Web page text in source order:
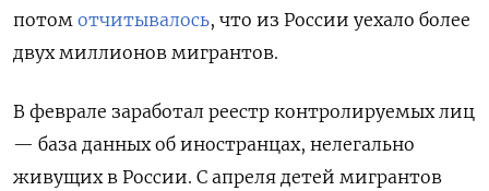
потом отчитывалось, что из России уехало более
двух миллионов мигрантов.
В феврале заработал реестр контролируемых лиц
— база данных об иностранцах, нелегально
живущих в России. С апреля детей мигрантов